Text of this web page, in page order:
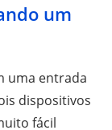
um
uma entrada
dispositivos
fácil